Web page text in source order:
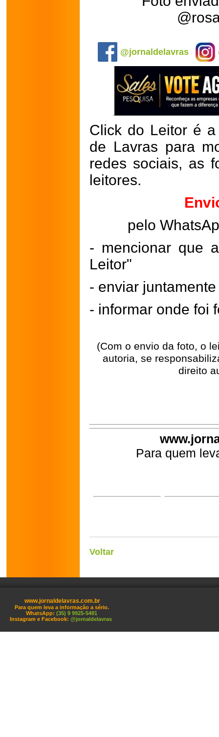
@jornaldelavras
Click do Leitor é
de Lavras para
redes sociais, as
leitores.
pelo
- mencionar que
Leitor"
- enviar
- informar onde foi
(Com o envio da foto, o
autoria, se
direito
Para quem
Voltar
www.jornaldelavras.com.br
Para quem leva a informação a sério.
WhatsApp: (35) 9 9925-5481
Instagram e Facebook: @jornaldelavras